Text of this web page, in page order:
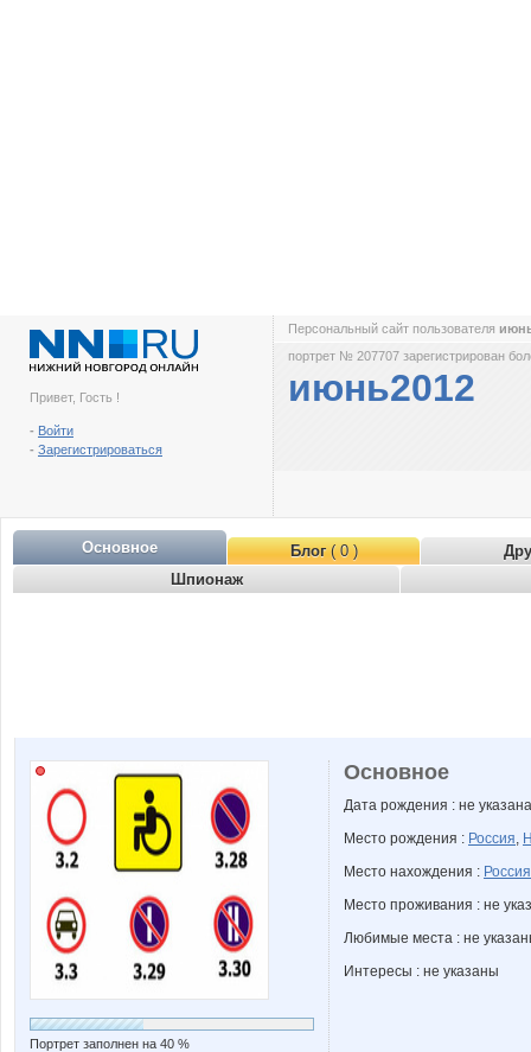
Привет, Гость !
- Войти
- Зарегистрироваться
Персональный сайт пользователя
портрет № 207707 зарегистрирован
июнь2012
Основное Блог( 0 )
Шпионаж
Портрет заполнен на 40 %
Основное
Дата рождения : не указана
Место рождения : Россия,
Место нахождения : Россия
Место проживания : не
Любимые места : не
Интересы : не указаны